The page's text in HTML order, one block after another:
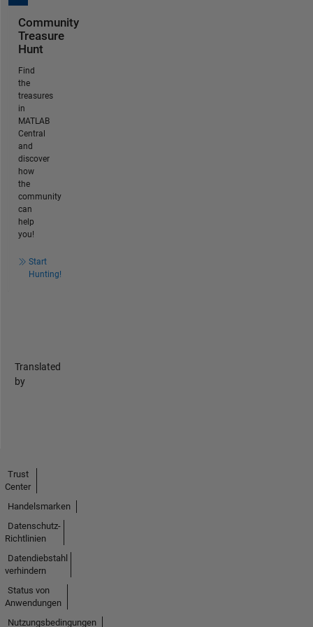
Community
Treasure
Hunt
Find
the
treasures
in
MATLAB
Central
and
discover
how
the
community
can
help
you!
Start
Hunting!
Translated
by
Trust
Center
Handelsmarken
Datenschutz-
Richtlinien
Datendiebstahl
verhindern
Status von
Anwendungen
Nutzungsbedingungen